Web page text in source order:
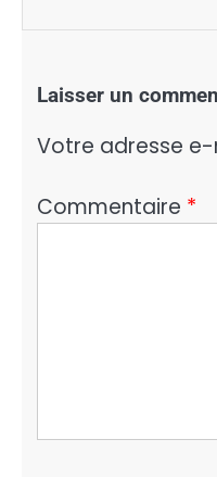
Laisser un
Votre adresse
Commentaire *